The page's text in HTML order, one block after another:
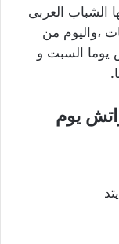
الشباب العربى
،واليوم من
يوما السبت و
يوم